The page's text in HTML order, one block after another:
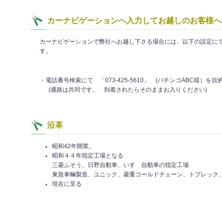
カーナビゲーションへ入力してお越しのお客様へ
カーナビゲーションで弊社へお越し下さる場合には、以下の設定に
す。
・電話番号検索にて 「073-425-5610」 (パチンコABC様）を目
(通路は共同です。 到着されたらそのままお入りください)
沿革
昭和42年開業。
昭和４４年指定工場となる
三菱ふそう、日野自動車、いすゞ自動車の指定工場
東急車輛製造、ユニック、菱重コールドチェーン、トプレック
現在に至る